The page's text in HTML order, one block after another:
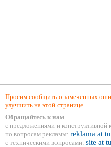
Просим сообщить о замеченных
улучшить на этой странице
Обращайтесь к нам
с предложениями и конструктивной
по вопросам рекламы: reklama at
с техническими вопросами: site at